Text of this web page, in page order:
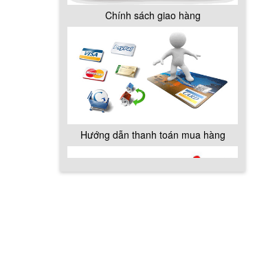
Chính sách giao hàng
Hướng dẫn thanh toán mua hàng